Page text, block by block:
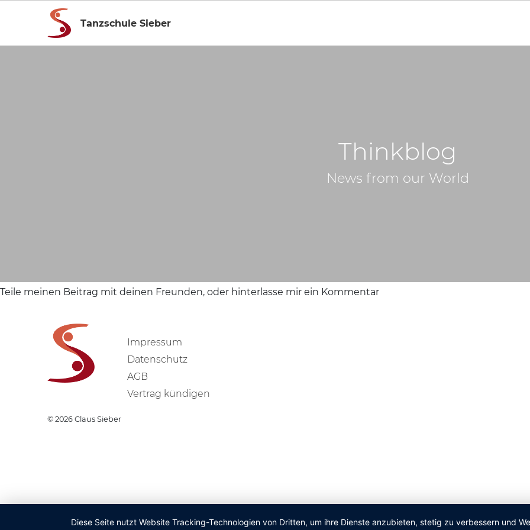
Tanzschule Sieber
Thinkblog
News from our World
Teile meinen Beitrag mit deinen Freunden, oder hinterlasse mir ein Kommentar
Impressum
Datenschutz
AGB
Vertrag kündigen
© 2026 Claus Sieber
Diese Seite nutzt Website Tracking-Technologien von Dritten, um ihre Dienste anzubieten, stetig zu verbessern und